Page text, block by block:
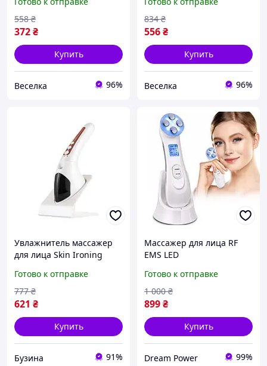
снятия отечности и
разглаживания морщин
FLAME
372₴
558 ₴
Купить
Веселка 96%
для домашнего ухода и
лифтинга кожи FLAME
556₴
834 ₴
Купить
Веселка 96%
Увлажнитель массажер
для лица Skin Ironing
Микротоковый лифтинг
массажёр для шеи
buzyna
Готово к отправке
621 ₴
777 ₴
Купить
Бузина 91%
Массажер для лица RF
EMS LED
Готово к отправке
899₴
1 000 ₴
Купить
Dream Power 99%